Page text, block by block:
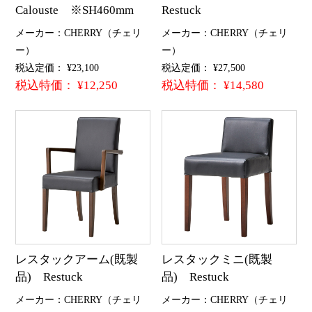
Calouste ※SH460mm
メーカー：CHERRY（チェリ
ー）
税込定価： ¥23,100
税込特価： ¥12,250
Restuck
メーカー：CHERRY（チェリ
ー）
税込定価： ¥27,500
税込特価： ¥14,580
レスタックアーム(既製
品) Restuck
メーカー：CHERRY（チェリ
レスタックミニ(既製
品) Restuck
メーカー：CHERRY（チェリ